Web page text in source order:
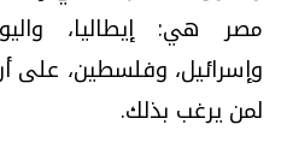
مصر هي: إيطاليا،
وإسرائيل، وفلسطين، على
لمن يرغب بذلك.